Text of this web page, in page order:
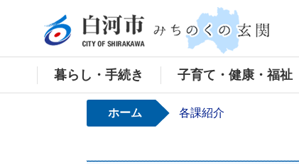
暮らし・手続き 子育て・健康・福祉
ホーム 各課紹介